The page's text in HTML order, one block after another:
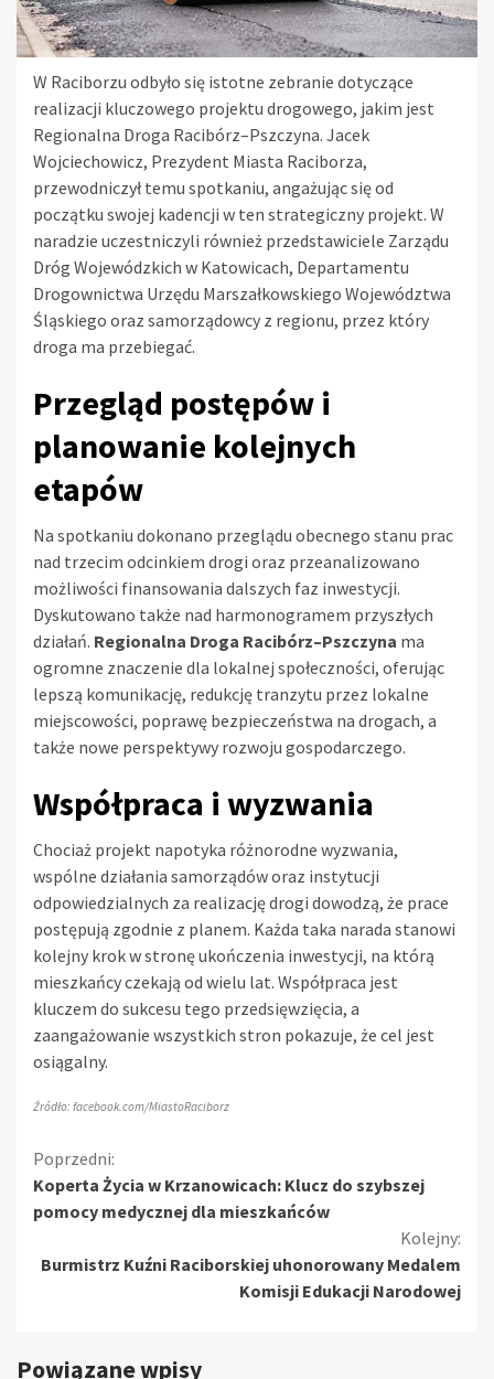
W Raciborzu odbyło się istotne zebranie dotyczące
realizacji kluczowego projektu drogowego, jakim jest
Regionalna Droga Racibórz–Pszczyna. Jacek
Wojciechowicz, Prezydent Miasta Raciborza,
przewodniczył temu spotkaniu, angażując się od
początku swojej kadencji w ten strategiczny projekt. W
naradzie uczestniczyli również przedstawiciele Zarządu
Dróg Wojewódzkich w Katowicach, Departamentu
Drogownictwa Urzędu Marszałkowskiego Województwa
Śląskiego oraz samorządowcy z regionu, przez który
droga ma przebiegać.
Przegląd postępów i
planowanie kolejnych
etapów
Na spotkaniu dokonano przeglądu obecnego stanu prac
nad trzecim odcinkiem drogi oraz przeanalizowano
możliwości finansowania dalszych faz inwestycji.
Dyskutowano także nad harmonogramem przyszłych
działań. Regionalna Droga Racibórz–Pszczyna ma
ogromne znaczenie dla lokalnej społeczności, oferując
lepszą komunikację, redukcję tranzytu przez lokalne
miejscowości, poprawę bezpieczeństwa na drogach, a
także nowe perspektywy rozwoju gospodarczego.
Współpraca i wyzwania
Chociaż projekt napotyka różnorodne wyzwania,
wspólne działania samorządów oraz instytucji
odpowiedzialnych za realizację drogi dowodzą, że prace
postępują zgodnie z planem. Każda taka narada stanowi
kolejny krok w stronę ukończenia inwestycji, na którą
mieszkańcy czekają od wielu lat. Współpraca jest
kluczem do sukcesu tego przedsięwzięcia, a
zaangażowanie wszystkich stron pokazuje, że cel jest
osiągalny.
Źródło: facebook.com/MiastoRaciborz
Kontynuuj
czytanie
Poprzedni:
Koperta Życia w Krzanowicach: Klucz do szybszej
pomocy medycznej dla mieszkańców
Kolejny:
Burmistrz Kuźni Raciborskiej uhonorowany Medalem
Komisji Edukacji Narodowej
Powiązane wpisy